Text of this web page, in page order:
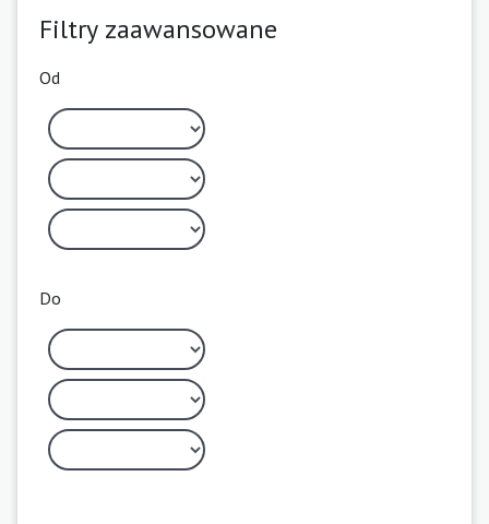
Filtry zaawansowane
Od
Do